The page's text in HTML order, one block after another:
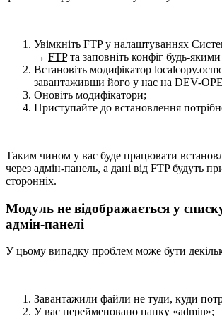
Увімкніть FTP у налаштуваннях
→ FTPта заповніть конфіг будь-
Встановіть модифікатор
завантаживши його у нас на DEV-
Оновіть модифікатори;
Приступайте до встановлення
Таким чином у вас буде працювати
через адмін-панель, а дані від FTP будуть
сторонніх.
Модуль не відображається у
адмін-панелі
У цьому випадку проблем може бути
Завантажили файли не туди, куди
У вас перейменовано папку «admin»;